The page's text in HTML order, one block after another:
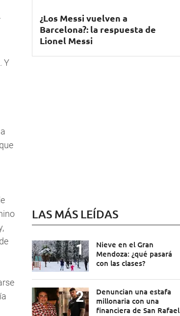
Y
¿Los Messi vuelven a
Barcelona?: la respuesta de
Lionel Messi
LAS MÁS LEÍDAS
Nieve en el Gran
Mendoza: ¿qué pasará
con las clases?
Denuncian una estafa
millonaria con una
financiera de San Rafael